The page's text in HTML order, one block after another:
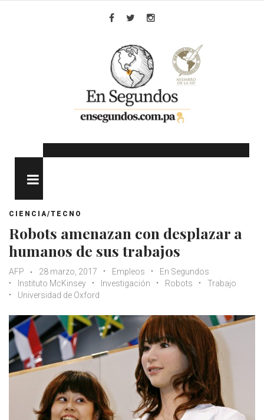
CIENCIA/TECNO
Robots amenazan con desplazar a
humanos de sus trabajos
AFP 28 marzo, 2017 Empleos
En Segundos
Instituto McKinsey
Investigación Robots
Trabajo
Universidad de Oxford